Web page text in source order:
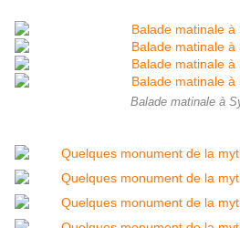
Balade matinale à